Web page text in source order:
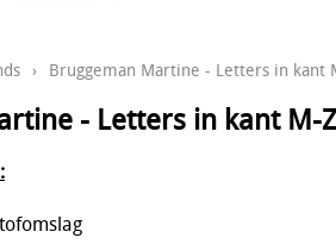
› Bruggeman Martine - Letters in kant
- Letters in kant M-Z